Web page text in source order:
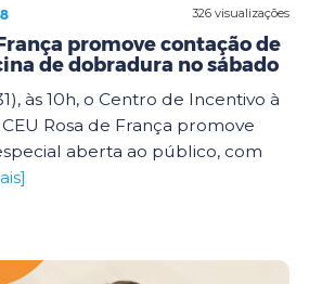
326 visualizações
promove contação de
de dobradura no sábado
às 10h, o Centro de Incentivo à
Rosa de França promove
aberta ao público, com